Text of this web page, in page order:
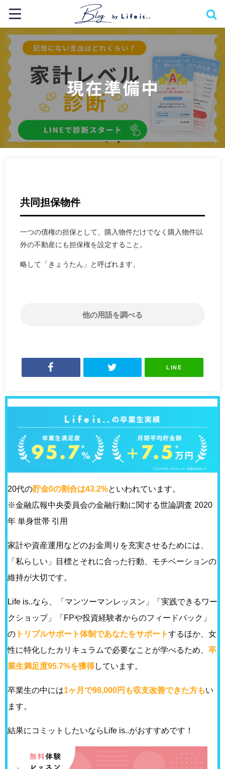
共同担保物件
一つの債権の担保として、購入物件だけでなく購入物件以
外の不動産にも担保権を設定すること。
略して「きょうたん」と呼ばれます。
他の用語を調べる
LINE
20代の貯金0の割合は43.2%といわれています。
※金融広報中央委員会の金融行動に関する世論調査 2020
年 単身世帯 引用
家計や資産運用などのお金周りを充実させるためには、
「私らしい」目標とそれに合った行動、モチベーションの
維持が大切です。
Life is..なら、「マンツーマンレッスン」「実践できるワー
クショップ」「FPや投資経験者からのフィードバック」
の トリプルサポート体制であなたをサポートするほか、女
性に特化したカリキュラムで必要なことが学べるため、 卒
業生満足度95.7%を獲得しています。
卒業生の中には1ヶ月で98,000円も収支改善できた方もい
ます。
結果にコミットしたいならLife is..がおすすめです！